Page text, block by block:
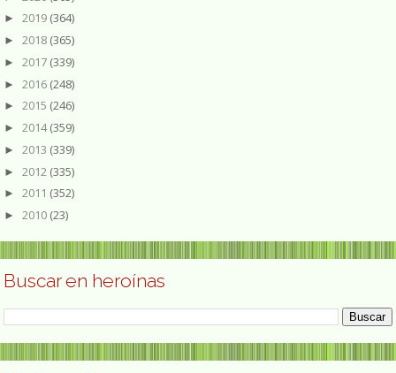
► 2019 (364)
► 2018 (365)
► 2017 (339)
► 2016 (248)
► 2015 (246)
► 2014(359)
► 2013 (339)
► 2012 (335)
► 2011 (352)
► 2010 (23)
Buscar en heroínas